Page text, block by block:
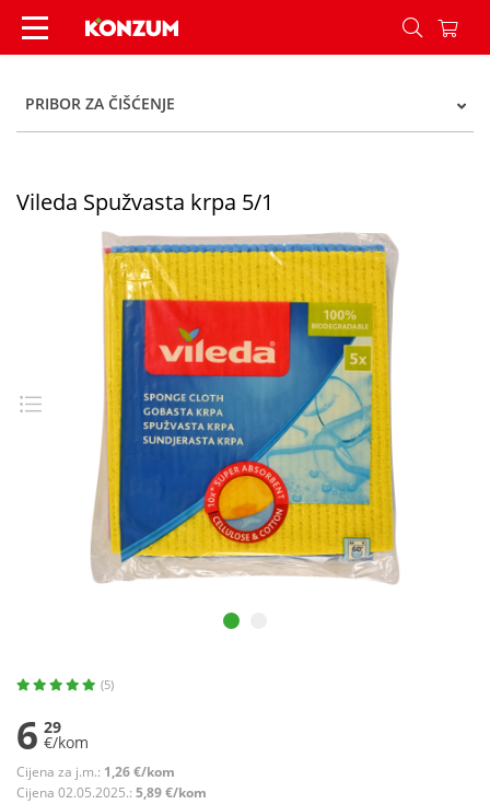
Vileda Spužvasta krpa 5/1 - Konzum
PRIBOR ZA ČIŠĆENJE
Vileda Spužvasta krpa 5/1
(5)
6 29
€/kom
Cijena za j.m.: 1,26 €/kom
Cijena 02.05.2025.: 5,89 €/kom